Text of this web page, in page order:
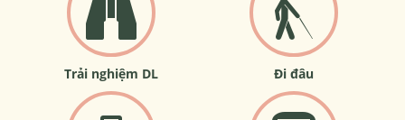
Trải nghiệm DL Đi đâu